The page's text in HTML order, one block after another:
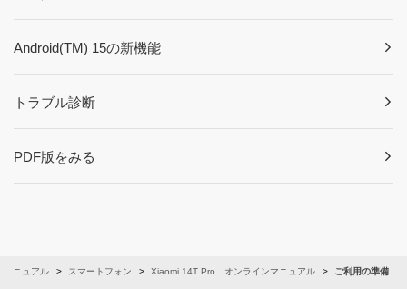
Android(TM) 15の新機能
トラブル診断
PDF版をみる
マニュアル スマートフォン Xiaomi 14T Pro オンラインマニュアル ご利用の準備